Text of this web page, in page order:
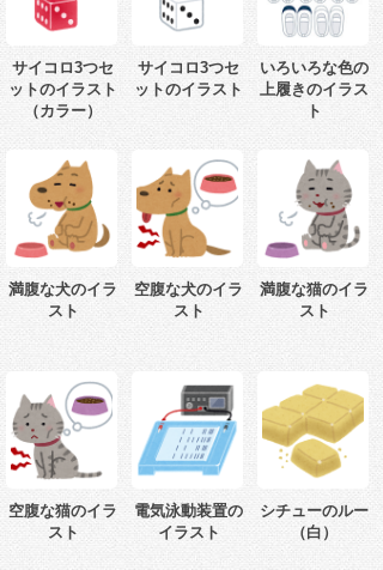
サイコロ3つセ
ットのイラスト
（カラー）
サイコロ3つセ
ットのイラスト
いろいろな色の
上履きのイラス
ト
満腹な犬のイラ
スト
空腹な犬のイラ
スト
満腹な猫のイラ
スト
空腹な猫のイラ
スト
電気泳動装置の
イラスト
シチューのルー
（白）